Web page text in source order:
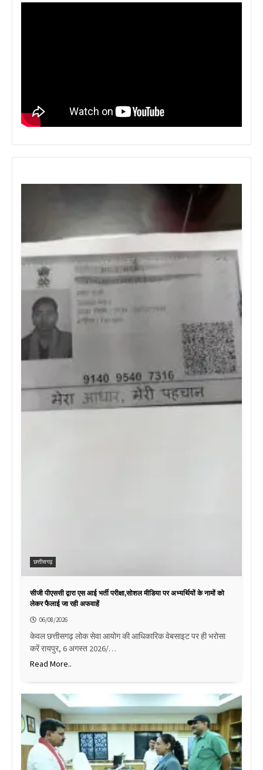
छत्तीसगढ़
सीजी पीएससी द्वारा एस आई भर्ती परीक्षा,सोशल मीडिया पर अभ्यर्थियों के नामों को
लेकर फैलाई जा रही अफवाहें
06/08/2026
केवल छत्तीसगढ़ लोक सेवा आयोग की आधिकारिक वेबसाइट पर ही भरोसा
करें रायपुर, 6 अगस्त 2026/…
Read More..